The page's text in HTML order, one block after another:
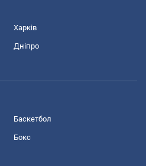
Харків
Дніпро
Баскетбол
Бокс